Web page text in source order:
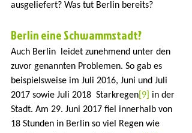
ausgeliefert? Was tut Berlin bereits?
Berlin eine Schwammstadt?
Auch Berlin  leidet zunehmend unter den
zuvor genannten Problemen. So gab es
beispielsweise im Juli 2016, Juni und Juli
2017 sowie Juli 2018  Starkregen [9]
in der
Stadt. Am 29. Juni 2017 fiel innerhalb von
18 Stunden in Berlin so viel Regen wie